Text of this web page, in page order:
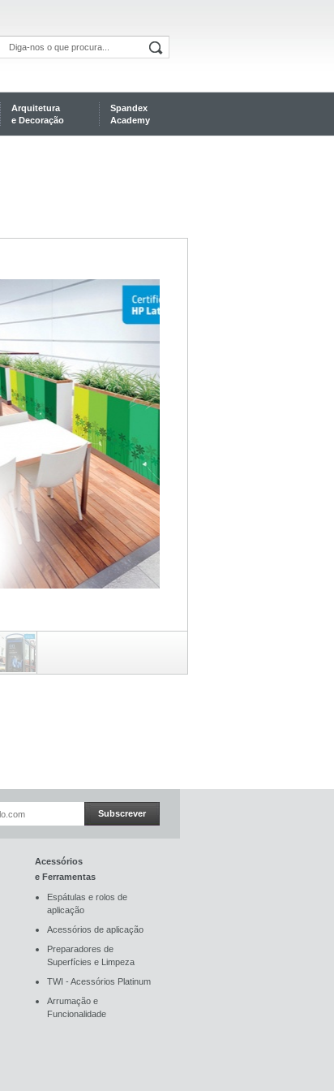
Arquitetura
e Decoração
Spandex
Academy
Subscrever
Acessórios
e Ferramentas
Espátulas e rolos de
aplicação
Acessórios de aplicação
Preparadores de
Superfícies e Limpeza
TWI - Acessórios Platinum
Arrumação e
Funcionalidade